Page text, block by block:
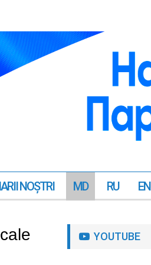
NOŞTRI MD RU EN
YOUTUBE